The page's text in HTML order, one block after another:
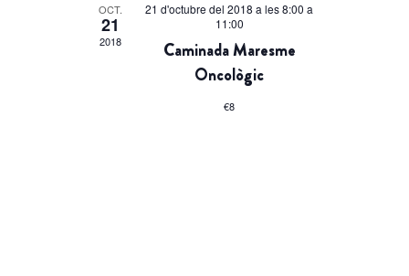
OCT.
21
2018
21 d'octubre del 2018 a les 8:00 a
11:00
Caminada Maresme
Oncològic
€8